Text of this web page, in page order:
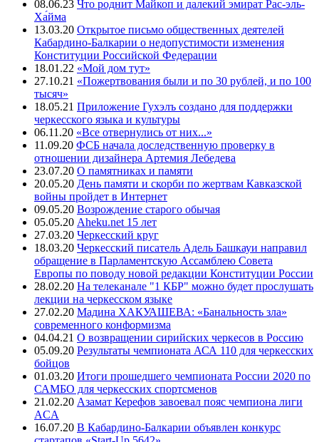
08.06.23 Что роднит Майкоп и далекий эмират Рас-эль-
Ха́йма
13.03.20 Открытое письмо общественных деятелей
Кабардино-Балкарии о недопустимости изменения
Конституции Российской Федерации
18.01.22 «Мой дом тут»
27.10.21 «Пожертвования были и по 30 рублей, и по 100
тысяч»
18.05.21 Приложение Гухэлъ создано для поддержки
черкесского языка и культуры
06.11.20 «Все отвернулись от них...»
11.09.20 ФСБ начала доследственную проверку в
отношении дизайнера Артемия Лебедева
23.07.20 О памятниках и памяти
20.05.20 День памяти и скорби по жертвам Кавказской
войны пройдет в Интернет
09.05.20 Возрождение старого обычая
05.05.20 Aheku.net 15 лет
27.03.20 Черкесский круг
18.03.20 Черкесский писатель Адель Башкауи направил
обращение в Парламентскую Ассамблею Совета
Европы по поводу новой редакции Конституции России
28.02.20 На телеканале "1 КБР" можно будет прослушать
лекции на черкесском языке
27.02.20 Мадина ХАКУАШЕВА: «Банальность зла»
современного конформизма
04.04.21 О возвращении сирийских черкесов в Россию
05.09.20 Результаты чемпионата АСА 110 для черкесских
бойцов
01.03.20 Итоги прошедшего чемпионата России 2020 по
САМБО для черкесских спортсменов
21.02.20 Азамат Керефов завоевал пояс чемпиона лиги
ACA
16.07.20 В Кабардино-Балкарии объявлен конкурс